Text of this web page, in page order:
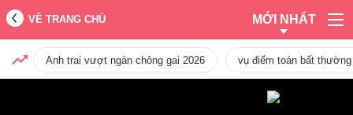
VỀ TRANG CHỦ MỚI NHẤT
Anh trai vượt ngàn chông gai 2026 vụ điểm toán bất